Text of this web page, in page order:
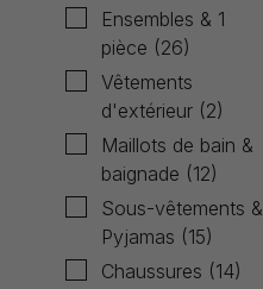
Ensembles & 1
pièce (26)
Vêtements
d'extérieur (2)
Maillots de bain &
baignade (12)
Sous-vêtements &
Pyjamas (15)
Chaussures (14)